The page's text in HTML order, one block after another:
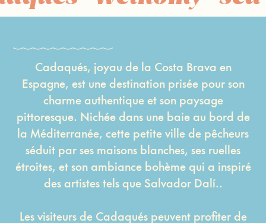
Cadaqués, joyau de la Costa Brava en
Espagne, est une destination prisée pour son
charme authentique et son paysage
pittoresque. Nichée dans une baie au bord de
la Méditerranée, cette petite ville de pêcheurs
séduit par ses maisons blanches, ses ruelles
étroites, et son ambiance bohème qui a inspiré
des artistes tels que Salvador Dalí..
Les visiteurs de Cadaqués peuvent profiter de